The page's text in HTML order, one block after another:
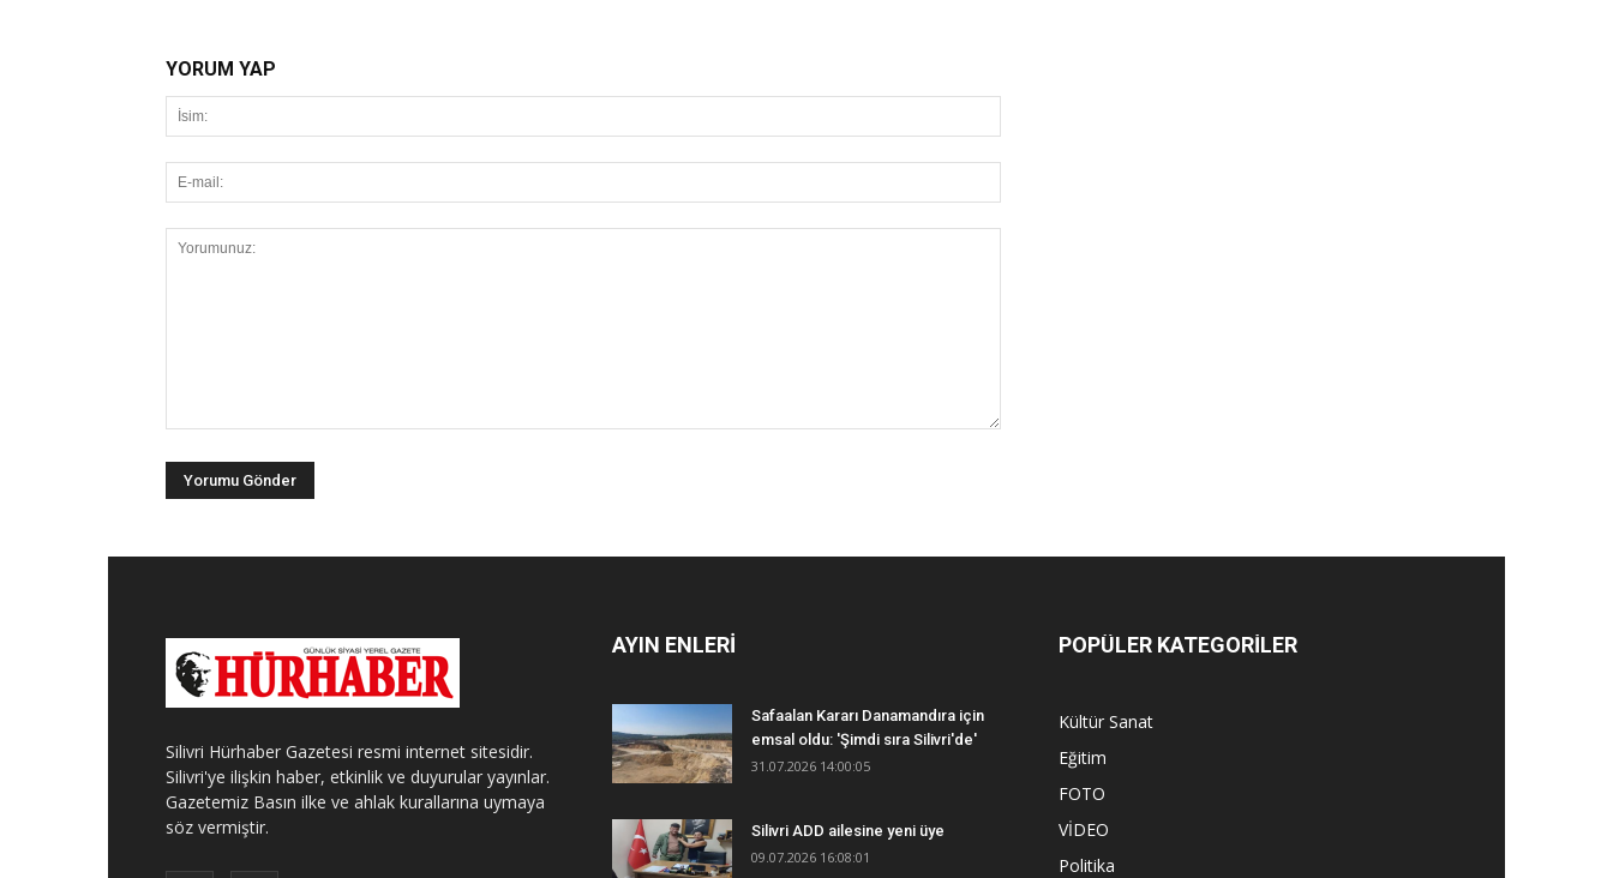
YORUM YAP
Silivri Hürhaber Gazetesi resmi internet sitesidir.
Silivri'ye ilişkin haber, etkinlik ve duyurular yayınlar.
Gazetemiz Basın ilke ve ahlak kurallarına uymaya
söz vermiştir.
AYIN ENLERİ
Safaalan Kararı Danamandıra için
emsal oldu: 'Şimdi sıra Silivri'de'
31.07.2026 14:00:05
Silivri ADD ailesine yeni üye
09.07.2026 16:08:01
POPÜLER KATEGORİLER
Kültür Sanat
Eğitim
FOTO
VİDEO
Politika